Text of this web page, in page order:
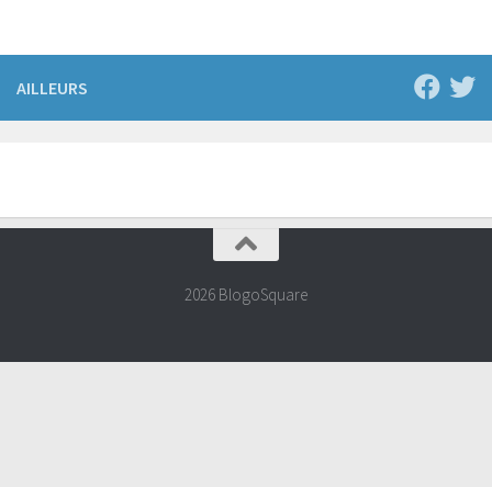
AILLEURS
2026 BlogoSquare